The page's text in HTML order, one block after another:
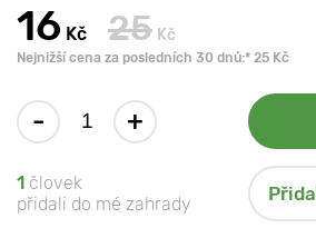
16 Kč 25 Kč
Nejnižší cena za posledních 30 dnů:* 25 Kč
- +
1 človek
přidali do mé zahrady